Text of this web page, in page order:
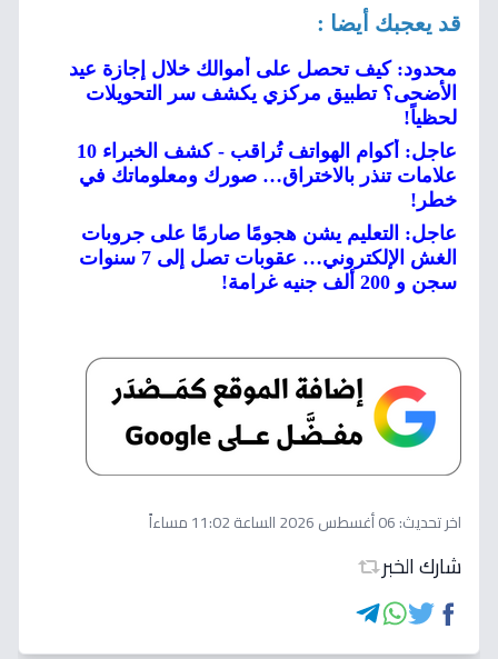
قد يعجبك أيضا :
محدود: كيف تحصل على أموالك خلال إجازة عيد
الأضحى؟ تطبيق مركزي يكشف سر التحويلات
لحظياً!
عاجل: أكوام الهواتف تُراقب - كشف الخبراء 10
علامات تنذر بالاختراق… صورك ومعلوماتك في
خطر!
عاجل: التعليم يشن هجومًا صارمًا على جروبات
الغش الإلكتروني… عقوبات تصل إلى 7 سنوات
سجن و 200 ألف جنيه غرامة!
اخر تحديث:06 أغسطس 2026 الساعة 11:02 مساءاً
شارك الخبر